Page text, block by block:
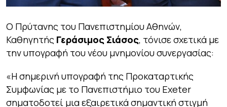
Ο Πρύτανης του Πανεπιστημίου Αθηνών,
Καθηγητής Γεράσιμος Σιάσος, τόνισε σχετικά με
την υπογραφή του νέου μνημονίου συνεργασίας:
«Η σημερινή υπογραφή της Προκαταρτικής
Συμφωνίας με το Πανεπιστήμιο του Exeter
σηματοδοτεί μια εξαιρετικά σημαντική στιγμή